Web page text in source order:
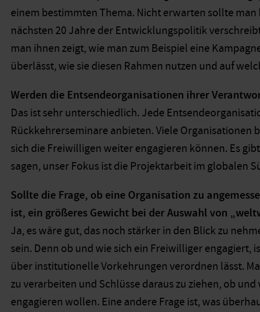
einem bestimmten Thema. Nicht erwarten sollte
nächsten 20 Jahre der Entwicklungspolitik
man ihnen zeigt, wie man zum Beispiel eine
überlässt, wie sie diesen Rahmen nutzen und auf
Werden die Entsendeorganisationen ihrer
Das ist sehr unterschiedlich. Jede
Rückkehrerseminare anbieten. Viele Organisationen
sich die Freiwilligen weiter engagieren können. Es
sagen, unser Fokus ist die Projektarbeit im globalen
Sollte die Frage, ob eine Organisation zu
ist, ein größeres Gewicht bei der Auswahl von
Ja, es wäre gut, das noch stärker in den Blick zu
sein. Denn ob und wie sich ein Freiwilliger engagiert,
über institutionelle Vorkehrungen verordnen lässt.
zu verarbeiten und Schlüsse daraus zu ziehen, ob
engagieren wollen. Eine andere Frage ist, was